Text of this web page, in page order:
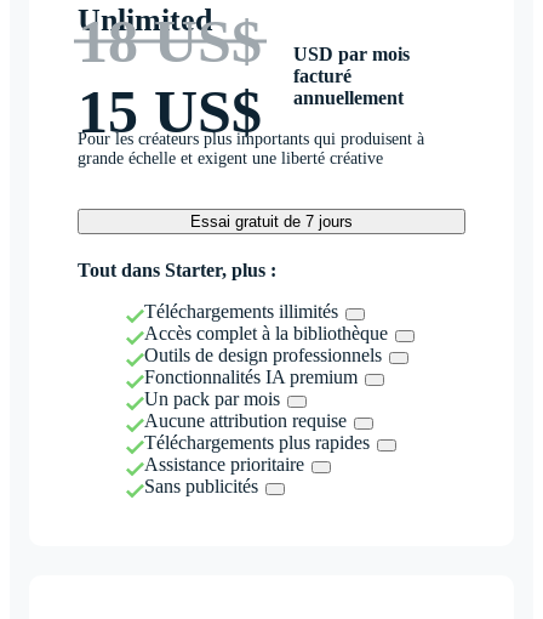
Unlimited
18 US$
15 US$
USD par mois
facturé
annuellement
Pour les créateurs plus importants qui produisent à
grande échelle et exigent une liberté créative
Essai gratuit de 7 jours
Tout dans Starter, plus :
Téléchargements illimités
Accès complet à la bibliothèque
Outils de design professionnels
Fonctionnalités IA premium
Un pack par mois
Aucune attribution requise
Téléchargements plus rapides
Assistance prioritaire
Sans publicités